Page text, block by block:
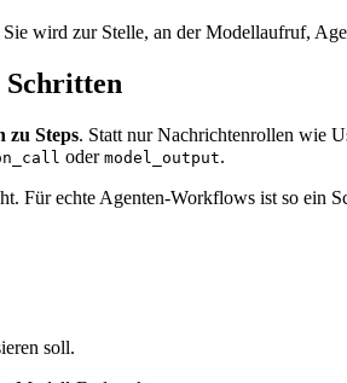
Sie wird zur Stelle, an der Modellaufruf,
Schritten
zu Steps. Statt nur Nachrichtenrollen wie
oder model_output.
Für echte Agenten-Workflows ist so ein
soll.